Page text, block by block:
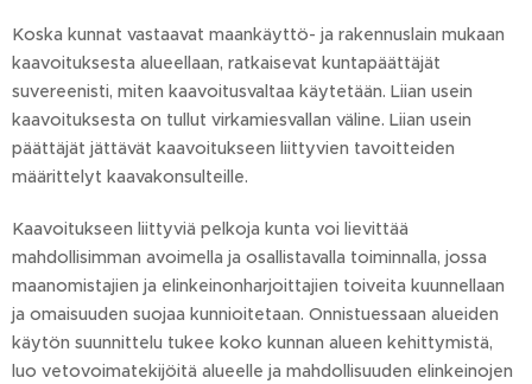
Koska kunnat vastaavat maankäyttö- ja rakennuslain mukaan
kaavoituksesta alueellaan, ratkaisevat kuntapäättäjät
suvereenisti, miten kaavoitusvaltaa käytetään. Liian usein
kaavoituksesta on tullut virkamiesvallan väline. Liian usein
päättäjät jättävät kaavoitukseen liittyvien tavoitteiden
määrittelyt kaavakonsulteille.
Kaavoitukseen liittyviä pelkoja kunta voi lievittää
mahdollisimman avoimella ja osallistavalla toiminnalla, jossa
maanomistajien ja elinkeinonharjoittajien toiveita kuunnellaan
ja omaisuuden suojaa kunnioitetaan. Onnistuessaan alueiden
käytön suunnittelu tukee koko kunnan alueen kehittymistä,
luo vetovoimatekijöitä alueelle ja mahdollisuuden elinkeinojen